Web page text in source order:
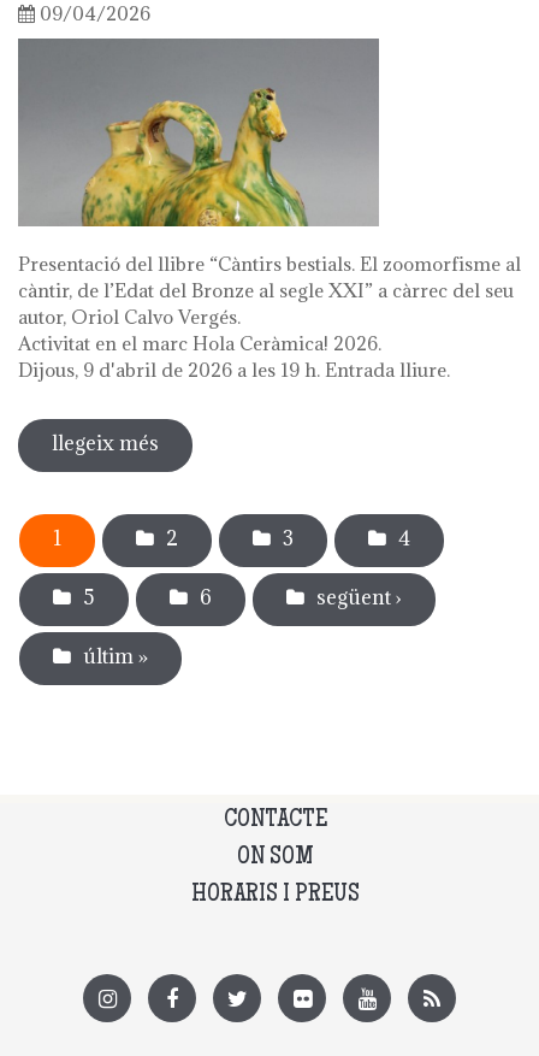
09/04/2026
Presentació del llibre “Càntirs bestials. El zoomorfisme al
càntir, de l’Edat del Bronze al segle XXI” a càrrec del seu
autor, Oriol Calvo Vergés.
Activitat en el marc Hola Ceràmica! 2026.
Dijous, 9 d'abril de 2026 a les 19 h. Entrada lliure.
llegeix més sobre presentació del llibre "càntirs
bestials. zoomorfisme al càntir: de
Pàgines
1 2 3 4
5 6 següent ›
últim »
CONTACTE
ON SOM
HORARIS I PREUS